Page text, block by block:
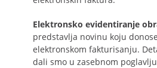
Elektronsko evidentiranje
predstavlja novinu koju
elektronskom fakturisanju.
dali smo u zasebnom